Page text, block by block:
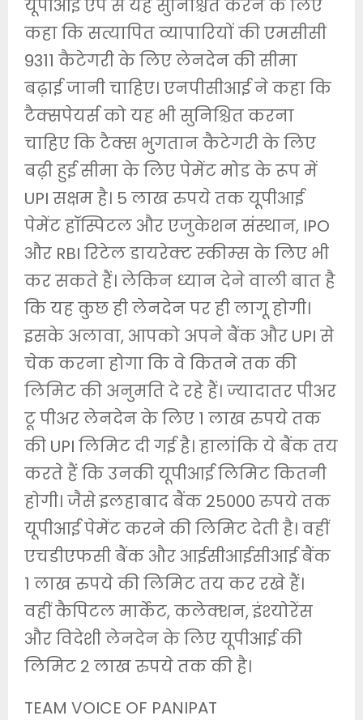
यूपीआई ऐप से यह सुनिश्चित करने के लिए
कहा कि सत्यापित व्यापारियों की एमसीसी
9311 कैटेगरी के लिए लेनदेन की सीमा
बढ़ाई जानी चाहिए। एनपीसीआई ने कहा कि
टैक्‍सपेयर्स को यह भी सुनिश्चित करना
चाहिए कि टैक्‍स भुगतान कैटेगरी के लिए
बढ़ी हुई सीमा के लिए पेमेंट मोड के रूप में
UPI सक्षम है। 5 लाख रुपये तक यूपीआई
पेमेंट हॉस्पिटल और एजुकेशन संस्थान, IPO
और RBI रिटेल डायरेक्‍ट स्‍कीम्‍स के लिए भी
कर सकते हैं। लेकिन ध्‍यान देने वाली बात है
कि यह कुछ ही लेनदेन पर ही लागू होगी।
इसके अलावा, आपको अपने बैंक और UPI से
चेक करना होगा कि वे कितने तक की
लिमिट की अनुमति दे रहे हैं। ज्‍यादातर पीअर
टू पीअर लेनदेन के लिए 1 लाख रुपये तक
की UPI लिमिट दी गई है। हालांकि ये बैंक तय
करते हैं कि उनकी यूपीआई लिमिट कितनी
होगी। जैसे इलहाबाद बैंक 25000 रुपये तक
यूपीआई पेमेंट करने की लिमिट देती है। वहीं
एचडीएफसी बैंक और आईसीआईसीआई बैंक
1 लाख रुपये की लिमिट तय कर रखे हैं।
वहीं कैपिटल मार्केट, कलेक्‍शन, इंश्‍योरेंस
और विदेशी लेनदेन के लिए यूपीआई की
लिमिट 2 लाख रुपये तक की है।
TEAM VOICE OF PANIPAT